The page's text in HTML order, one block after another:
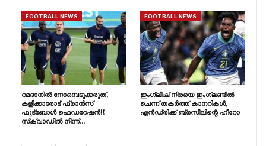
FOOTBALL NEWS
റമദാനിൽ നോമ്പെടുക്കരുത്,
കളിക്കാരോട് ഫ്രാൻസ്
ഫുട്‍ബോൾ ഫെഡറേഷൻ!!
സ്‌ക്വാഡിൽ നിന്ന്…
FOOTBALL NEWS
ഇംഗ്ലീഷ് നിരയെ ഇംഗ്ലണ്ടിൽ
ചെന്ന് തകർത്ത് കാനറികൾ,
എൻഡ്രിക്ക് ബ്രസീലിന്റെ ഹീറോ